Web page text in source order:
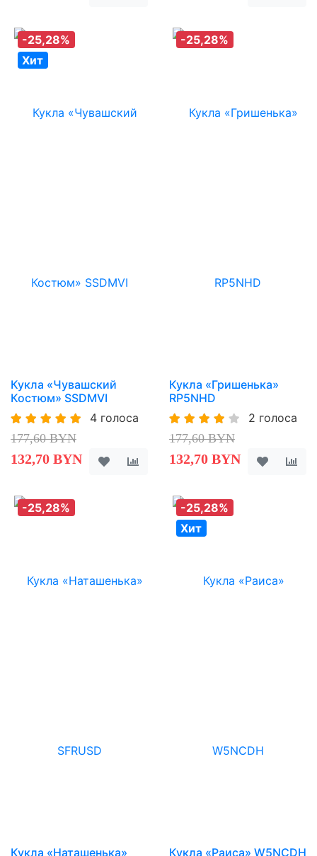
-25,28%
Хит
Кукла «Чувашский
Костюм» SSDMVI
4 голоса
177,60 BYN
132,70 BYN
-25,28%
Кукла «Гришенька»
RP5NHD
2 голоса
177,60 BYN
132,70 BYN
-25,28%
Кукла «Наташенька»
-25,28%
Хит
Кукла «Раиса» W5NCDH